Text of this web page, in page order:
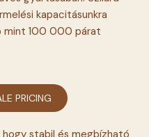
kapacitásunkra
mint 100 000 párat
PRICING
stabil és megbízható